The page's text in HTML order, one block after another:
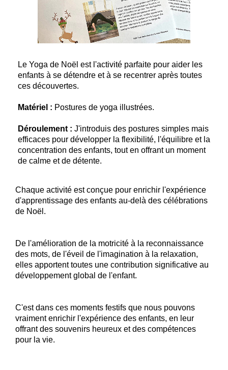
Le Yoga de Noël est l'activité parfaite pour aider les
enfants à se détendre et à se recentrer après toutes
ces découvertes.
Matériel : Postures de yoga illustrées.
Déroulement : J'introduis des postures simples mais
efficaces pour développer la flexibilité, l'équilibre et la
concentration des enfants, tout en offrant un moment
de calme et de détente.
Chaque activité est conçue pour enrichir l'expérience
d'apprentissage des enfants au-delà des célébrations
de Noël.
De l'amélioration de la motricité à la reconnaissance
des mots, de l'éveil de l'imagination à la relaxation,
elles apportent toutes une contribution significative au
développement global de l'enfant.
C'est dans ces moments festifs que nous pouvons
vraiment enrichir l'expérience des enfants, en leur
offrant des souvenirs heureux et des compétences
pour la vie.